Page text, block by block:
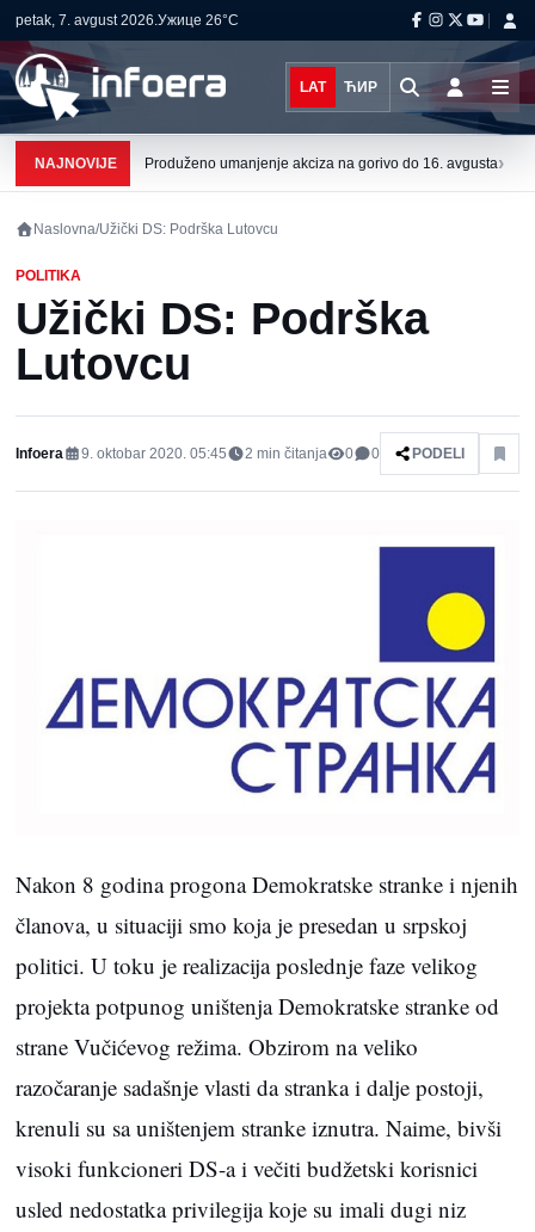
petak, 7. avgust 2026.Ужице 26°C
LAT ЋИР
NAJNOVIJE Produženo umanjenje akciza na gorivo do 16. avgusta›
Naslovna/Užički DS: Podrška Lutovcu
POLITIKA
Užički DS: Podrška
Lutovcu
Infoera 9. oktobar 2020. 05:45 2 min čitanja 0 0 PODELI
Nakon 8 godina progona Demokratske stranke i njenih
članova, u situaciji smo koja je presedan u srpskoj
politici. U toku je realizacija poslednje faze velikog
projekta potpunog uništenja Demokratske stranke od
strane Vučićevog režima. Obzirom na veliko
razočaranje sadašnje vlasti da stranka i dalje postoji,
krenuli su sa uništenjem stranke iznutra. Naime, bivši
visoki funkcioneri DS-a i večiti budžetski korisnici
usled nedostatka privilegija koje su imali dugi niz